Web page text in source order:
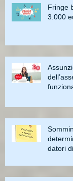
Fringe
3.000
datori